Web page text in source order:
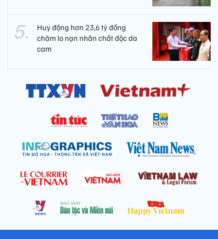
Huy động hơn 23,6 tỷ đồng
chăm lo nạn nhân chất độc da
cam